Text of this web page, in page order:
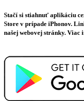
Stačí si stiahnuť aplikáciu
Store v prípade iPhonov.
našej webovej stránky. Viac